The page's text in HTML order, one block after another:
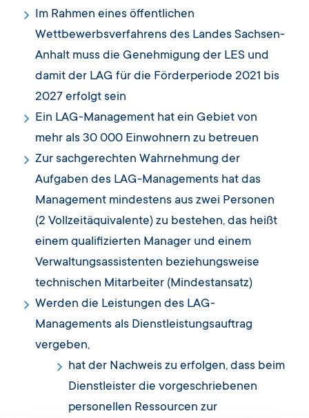
Im Rahmen eines öffentlichen
Wettbewerbsverfahrens des Landes Sachsen-
Anhalt muss die Genehmigung der LES und
damit der LAG für die Förderperiode 2021 bis
2027 erfolgt sein
Ein LAG-Management hat ein Gebiet von
mehr als 30 000 Einwohnern zu betreuen
Zur sachgerechten Wahrnehmung der
Aufgaben des LAG-Managements hat das
Management mindestens aus zwei Personen
(2 Vollzeitäquivalente) zu bestehen, das heißt
einem qualifizierten Manager und einem
Verwaltungsassistenten beziehungsweise
technischen Mitarbeiter (Mindestansatz)
Werden die Leistungen des LAG-
Managements als Dienstleistungsauftrag
vergeben,
hat der Nachweis zu erfolgen, dass beim
Dienstleister die vorgeschriebenen
personellen Ressourcen zur